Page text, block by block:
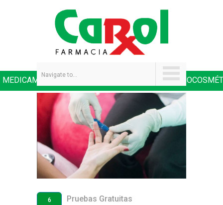
Navigate to...
MEDICAMENTOS
6
Pruebas Gratuitas